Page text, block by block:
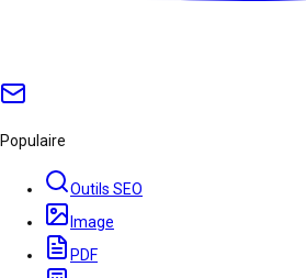
Populaire
Outils SEO
Image
PDF